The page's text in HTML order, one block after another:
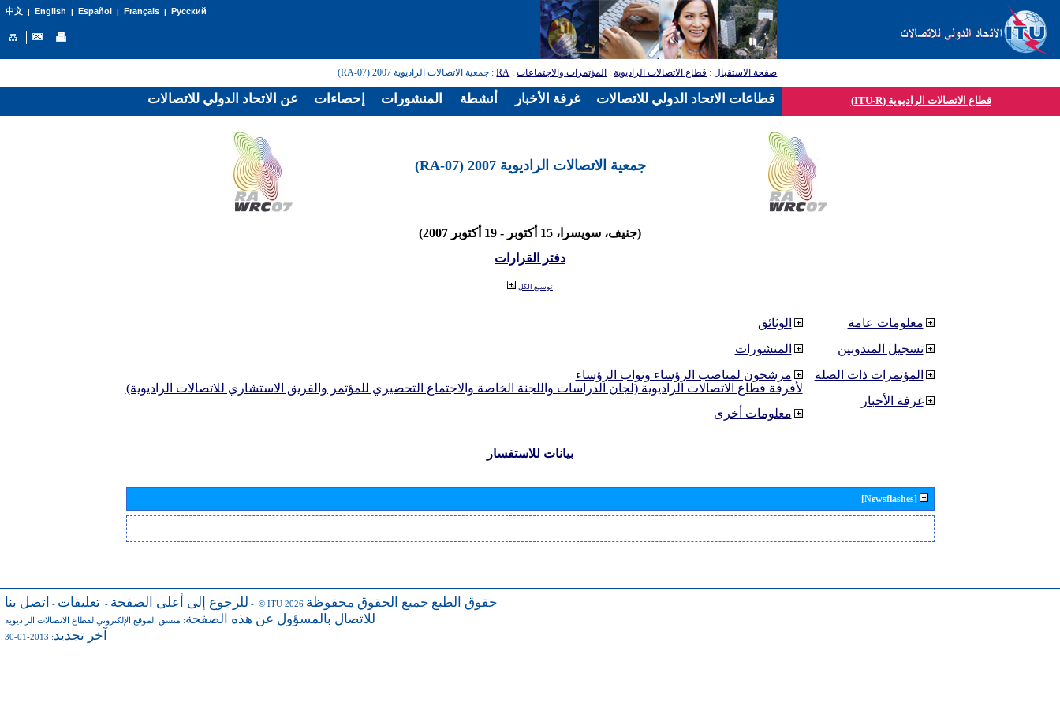
中文| English | Español | Français| Русский
صفحة الاستقبال: قطاع الاتصالات الراديوية: المؤتمرات والاجتماعات:
RA: جمعية الاتصالات الراديوية 2007 (RA-07)
قطاع الاتصالات الراديوية (ITU-R)
جمعية الاتصالات الراديوية 2007 (RA-07)
(جنيف، سويسرا، 15 أكتوبر - 19 أكتوبر 2007)
دفتر القرارات
توسيع الكل
الوثائق
المنشورات
مرشحون لمناصب الرؤساء ونواب الرؤساء
لأفرقة قطاع الاتصالات الراديوية (لجان الدراسات واللجنة الخاصة والاجتماع التحضيري للمؤتمر والفريق الاستشاري للاتصالات الراديوية)
معلومات أخرى
معلومات عامة
تسجيل المندوبين
المؤتمرات ذات الصلة
غرفة الأخبار
بيانات للاستفسار
[Newsflashes]
للرجوع إلى أعلى الصفحة - تعليقات - اتصل بنا - © ITU 2026 حقوق الطبع جميع الحقوق محفوظة
للاتصال بالمسؤول عن هذه الصفحة: منسق الموقع الإلكتروني لقطاع الاتصالات الراديوية
آخر تجديد: 2013-01-30
عن الاتحاد الدولي للاتصالات إحصاءات المنشورات أنشطة غرفة الأخبار قطاعات الاتحاد الدولي للاتصالات